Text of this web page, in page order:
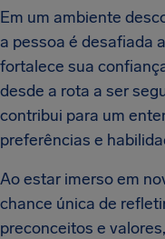
Em um ambiente
a pessoa é desafiada
fortalece sua
desde a rota a ser
contribui para um
preferências e
Ao estar imerso em
chance única de
preconceitos e